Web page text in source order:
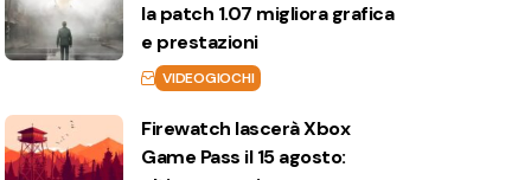
la patch 1.07 migliora grafica
e prestazioni
VIDEOGIOCHI
Firewatch lascerà Xbox
Game Pass il 15 agosto: